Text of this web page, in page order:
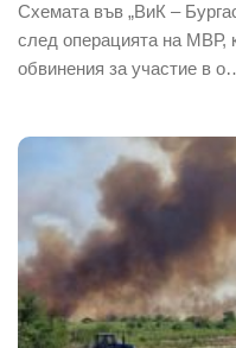
Схемата във „ВиК –
след операцията на МВР,
обвинения за участие в